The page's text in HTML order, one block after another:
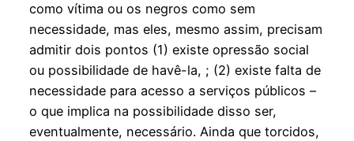
como vítima ou os negros como sem
necessidade, mas eles, mesmo assim, precisam
admitir dois pontos (1) existe opressão social
ou possibilidade de havê-la, ; (2) existe falta de
necessidade para acesso a serviços públicos –
o que implica na possibilidade disso ser,
eventualmente, necessário. Ainda que torcidos,